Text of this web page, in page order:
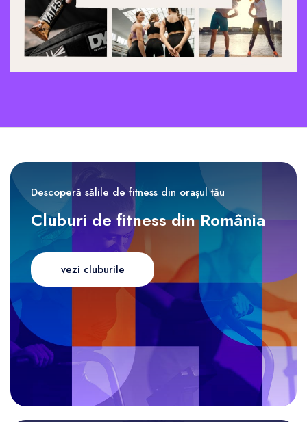
Descoperă sălile de fitness din orașul tău
Cluburi de fitness din România
vezi cluburile